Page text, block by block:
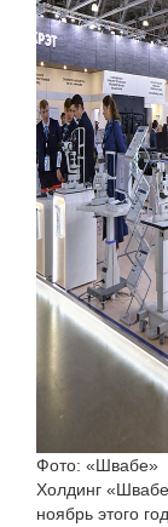
Фото: «Швабе»
Холдинг
ноябрь этого